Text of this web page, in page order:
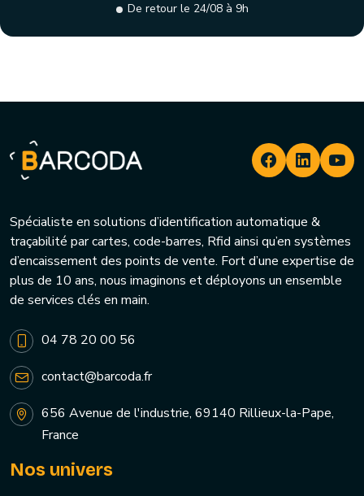
De retour le 24/08 à 9h
Spécialiste en solutions d’identification automatique &
traçabilité par cartes, code-barres, Rfid ainsi qu’en systèmes
d’encaissement des points de vente. Fort d’une expertise de
plus de 10 ans, nous imaginons et déployons un ensemble
de services clés en main.
04 78 20 00 56
contact@barcoda.fr
656 Avenue de l'industrie, 69140 Rillieux-la-Pape,
France
Nos univers